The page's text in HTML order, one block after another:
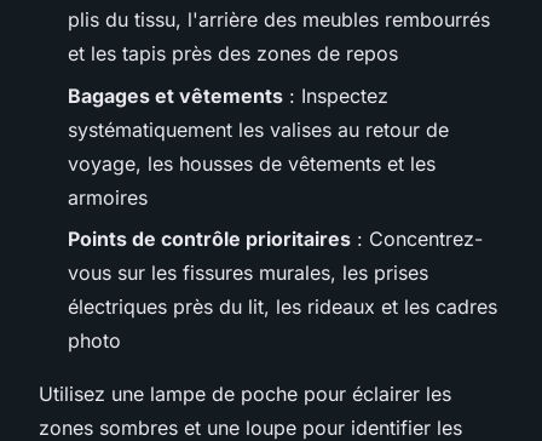
plis du tissu, l'arrière des meubles rembourrés
et les tapis près des zones de repos
Bagages et vêtements : Inspectez
systématiquement les valises au retour de
voyage, les housses de vêtements et les
armoires
Points de contrôle prioritaires : Concentrez-
vous sur les fissures murales, les prises
électriques près du lit, les rideaux et les cadres
photo
Utilisez une lampe de poche pour éclairer les
zones sombres et une loupe pour identifier les